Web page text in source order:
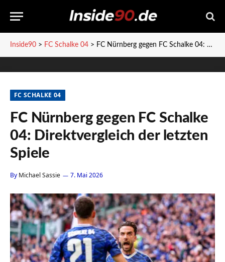
Inside90 > FC Schalke 04 > FC Nürnberg gegen FC Schalke 04: Direktvergleich der letzten Spiele
FC SCHALKE 04
FC Nürnberg gegen FC Schalke
04: Direktvergleich der letzten
Spiele
By Michael Sassie 7. Mai 2026